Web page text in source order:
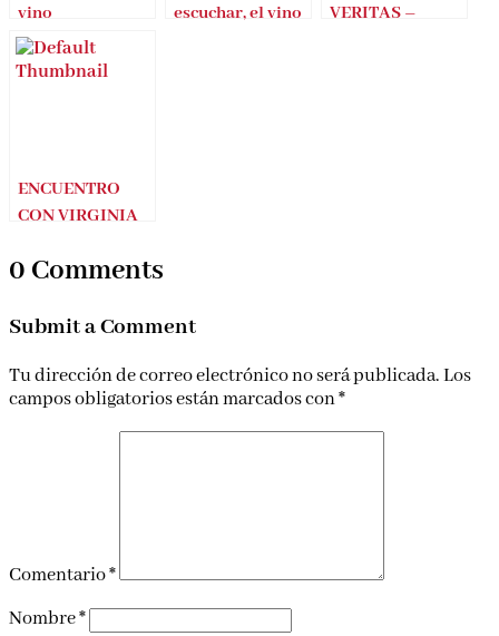
vino
escuchar, el vino
VERITAS –
ENCUENTRO
CON VIRGINIA
VINO VERITAS)
0 Comments
Submit a Comment
Tu dirección de correo electrónico no será publicada.Los
campos obligatorios están marcados con*
Comentario*
Nombre*